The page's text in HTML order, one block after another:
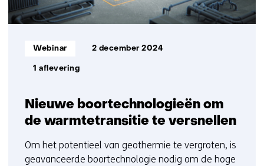
Nieuwe boortechnologieën om
de warmtetransitie te versnellen
Informatietype:
Webinar 2 december 2024
1 aflevering
Om het potentieel van geothermie te vergroten, is
geavanceerde boortechnologie nodig om de hoge